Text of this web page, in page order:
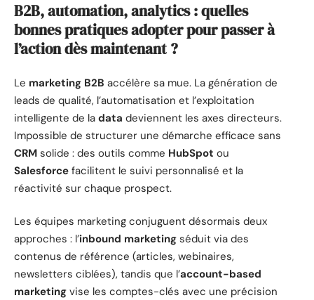
B2B, automation, analytics : quelles
bonnes pratiques adopter pour passer à
l’action dès maintenant ?
Le marketing B2B accélère sa mue. La génération de
leads de qualité, l’automatisation et l’exploitation
intelligente de la data deviennent les axes directeurs.
Impossible de structurer une démarche efficace sans
CRM solide : des outils comme HubSpot ou
Salesforce facilitent le suivi personnalisé et la
réactivité sur chaque prospect.
Les équipes marketing conjuguent désormais deux
approches : l’inbound marketing séduit via des
contenus de référence (articles, webinaires,
newsletters ciblées), tandis que l’account-based
marketing vise les comptes-clés avec une précision